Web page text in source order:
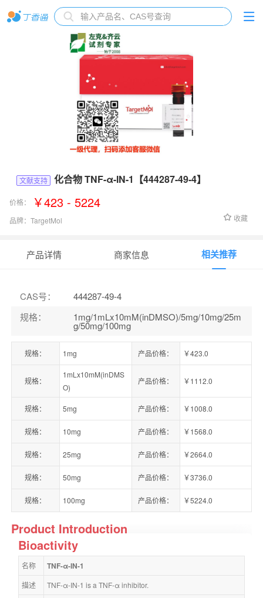
文献支持 化合物 TNF-α-IN-1【444287-49-4】
价格： ￥423 - 5224
品牌： TargetMol 收藏
产品详情 商家信息 相关推荐
CAS号：
444287-49-4
规格： 1mg/1mLx10mM(inDMSO)/5mg/10mg/25m
g/50mg/100mg
规格： 1mg 产品价格： ￥423.0
规格：
1mLx10mM(inDMS
O)
产品价格： ￥1112.0
规格： 5mg 产品价格： ￥1008.0
规格： 10mg 产品价格： ￥1568.0
规格： 25mg 产品价格： ￥2664.0
规格： 50mg 产品价格： ￥3736.0
规格： 100mg 产品价格： ￥5224.0
Product Introduction
Bioactivity
名称 TNF-α-IN-1
描述 TNF-α-IN-1 is a TNF-α inhibitor.